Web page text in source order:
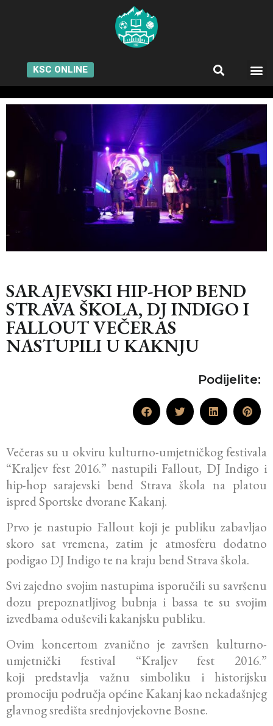
KSC ONLINE
SARAJEVSKI HIP-HOP BEND
STRAVA ŠKOLA, DJ INDIGO I
FALLOUT VEČERAS
NASTUPILI U KAKNJU
Podijelite:
Večeras su u okviru kulturno-umjetničkog festivala
“Kraljev fest 2016.” nastupili Fallout, DJ Indigo i
hip-hop sarajevski bend Strava škola na platou
ispred Sportske dvorane Kakanj.
Prvo je nastupio Fallout koji je publiku zabavljao
skoro sat vremena, zatim je atmosferu dodatno
podigao DJ Indigo te na kraju bend Strava škola.
Svi zajedno svojim nastupima isporučili su savršenu
dozu prepoznatljivog bubnja i bassa te su svojim
izvedbama oduševili kakanjsku publiku.
Ovim koncertom zvanično je završen kulturno-
umjetnički festival “Kraljev fest 2016.”
koji predstavlja važnu simboliku i historijsku
promociju područja općine Kakanj kao nekadašnjeg
glavnog središta srednjovjekovne Bosne.